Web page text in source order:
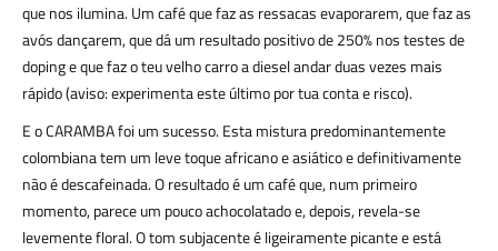
que nos ilumina. Um café que faz as ressacas evaporarem, que faz as
avós dançarem, que dá um resultado positivo de 250% nos testes de
doping e que faz o teu velho carro a diesel andar duas vezes mais
rápido (aviso: experimenta este último por tua conta e risco).
E o CARAMBA foi um sucesso. Esta mistura predominantemente
colombiana tem um leve toque africano e asiático e definitivamente
não é descafeinada. O resultado é um café que, num primeiro
momento, parece um pouco achocolatado e, depois, revela-se
levemente floral. O tom subjacente é ligeiramente picante e está